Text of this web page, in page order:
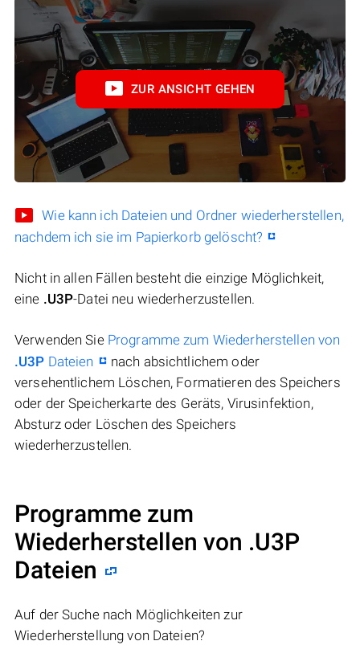
ZUR ANSICHT GEHEN
Wie kann ich Dateien und Ordner wiederherstellen,
nachdem ich sie im Papierkorb gelöscht?
Nicht in allen Fällen besteht die einzige Möglichkeit,
eine .U3P-Datei neu wiederherzustellen.
Verwenden Sie Programme zum Wiederherstellen von
.U3P Dateien
nach absichtlichem oder
versehentlichem Löschen, Formatieren des Speichers
oder der Speicherkarte des Geräts, Virusinfektion,
Absturz oder Löschen des Speichers
wiederherzustellen.
Programme zum
Wiederherstellen von .U3P
Dateien
Auf der Suche nach Möglichkeiten zur
Wiederherstellung von Dateien?